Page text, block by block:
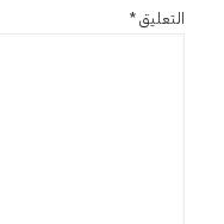
التعليق*